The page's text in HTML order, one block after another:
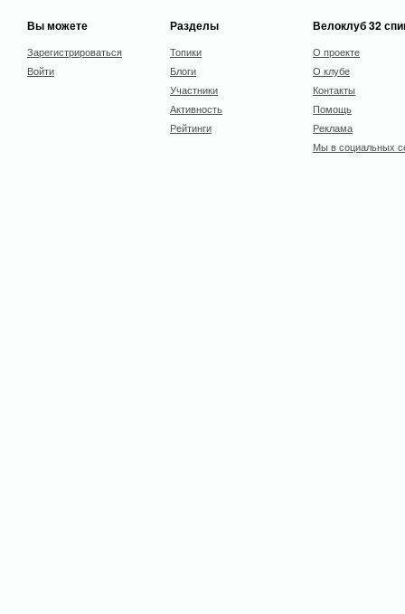
Вы можете
Зарегистрироваться
Войти
Разделы
Топики
Блоги
Участники
Активность
Рейтинги
Велоклуб 32
О проекте
О клубе
Контакты
Помощь
Реклама
Мы в социальных